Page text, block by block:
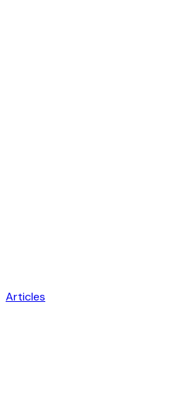
Articles